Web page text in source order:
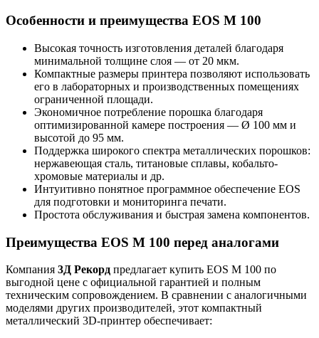
Особенности и преимущества EOS M 100
Высокая точность изготовления деталей благодаря
минимальной толщине слоя — от 20 мкм.
Компактные размеры принтера позволяют использовать
его в лабораторных и производственных помещениях
ограниченной площади.
Экономичное потребление порошка благодаря
оптимизированной камере построения — Ø 100 мм и
высотой до 95 мм.
Поддержка широкого спектра металлических порошков:
нержавеющая сталь, титановые сплавы, кобальто-
хромовые материалы и др.
Интуитивно понятное программное обеспечение EOS
для подготовки и мониторинга печати.
Простота обслуживания и быстрая замена компонентов.
Преимущества EOS M 100 перед аналогами
Компания 3Д Рекорд предлагает купить EOS M 100 по
выгодной цене с официальной гарантией и полным
техническим сопровождением. В сравнении с аналогичными
моделями других производителей, этот компактный
металлический 3D-принтер обеспечивает: